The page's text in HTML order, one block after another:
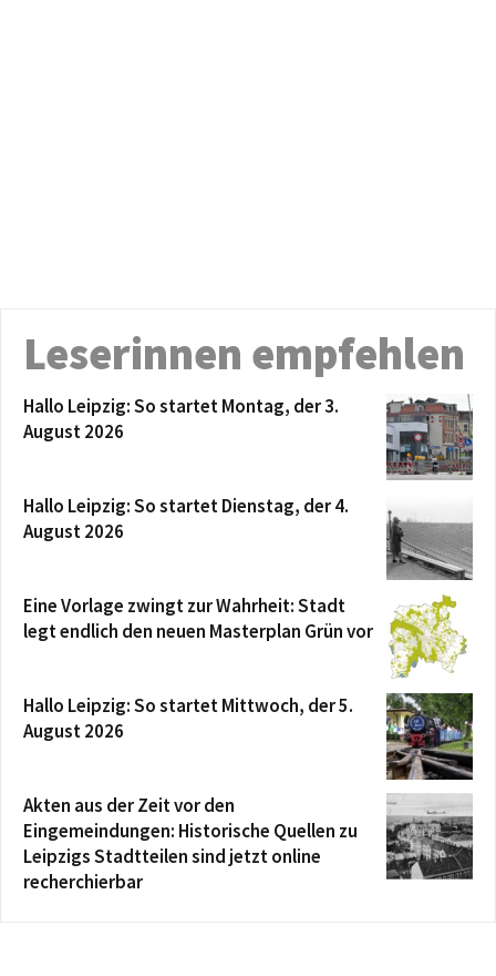
Leserinnen empfehlen
Hallo Leipzig: So startet Montag, der 3.
August 2026
Hallo Leipzig: So startet Dienstag, der 4.
August 2026
Eine Vorlage zwingt zur Wahrheit: Stadt
legt endlich den neuen Masterplan Grün vor
Hallo Leipzig: So startet Mittwoch, der 5.
August 2026
Akten aus der Zeit vor den
Eingemeindungen: Historische Quellen zu
Leipzigs Stadtteilen sind jetzt online
recherchierbar